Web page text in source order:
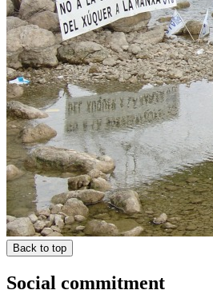
Back to top
Social commitment